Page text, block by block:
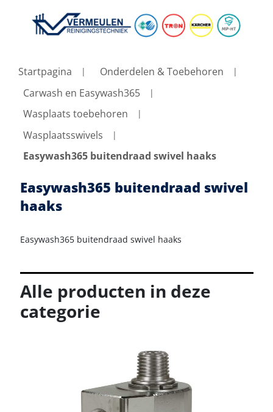
Startpagina
Onderdelen & Toebehoren
Carwash en Easywash365
Wasplaats toebehoren
Wasplaatsswivels
Easywash365 buitendraad swivel haaks
Easywash365 buitendraad swivel
haaks
Easywash365 buitendraad swivel haaks
Alle producten in deze
categorie